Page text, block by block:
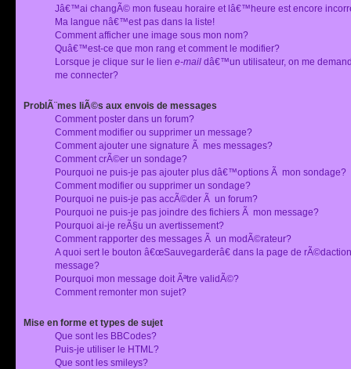
Jâ€™ai changÃ© mon fuseau horaire et lâ€™heure est encore
Ma langue nâ€™est pas dans la liste!
Comment afficher une image sous mon nom?
Quâ€™est-ce que mon rang et comment le modifier?
Lorsque je clique sur le lien e-mail dâ€™un utilisateur, on me
me connecter?
ProblÃ¨mes liÃ©s aux envois de messages
Comment poster dans un forum?
Comment modifier ou supprimer un message?
Comment ajouter une signature Ã mes messages?
Comment crÃ©er un sondage?
Pourquoi ne puis-je pas ajouter plus dâ€™options Ã mon sondage?
Comment modifier ou supprimer un sondage?
Pourquoi ne puis-je pas accÃ©der Ã un forum?
Pourquoi ne puis-je pas joindre des fichiers Ã mon message?
Pourquoi ai-je reÃ§u un avertissement?
Comment rapporter des messages Ã un modÃ©rateur?
A quoi sert le bouton â€œSauvegarderâ€ dans la page de
message?
Pourquoi mon message doit Ãªtre validÃ©?
Comment remonter mon sujet?
Mise en forme et types de sujet
Que sont les BBCodes?
Puis-je utiliser le HTML?
Que sont les smileys?